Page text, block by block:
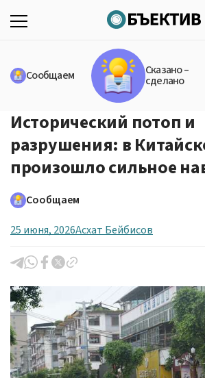
Сообщаем Сказано –
сделано
Исторический потоп и
разрушения: в
произошло сильное
Сообщаем
25 июня, 2026Асхат Бейбисов